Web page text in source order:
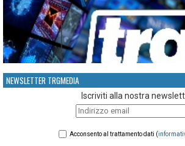
NEWSLETTER TRGMEDIA
Iscriviti alla nostra
Acconsento al trattamento dati (